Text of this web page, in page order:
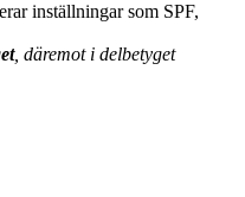
inställningar som SPF,
, däremot i delbetyget